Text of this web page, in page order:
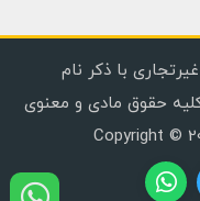
با ذکر نام
حقوق مادی و معنوی